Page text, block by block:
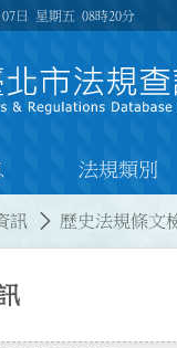
07日 星期五08時20分
法規類別
訊 歷史法規條文